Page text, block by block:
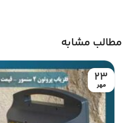
مطالب مشابه
23
مهر